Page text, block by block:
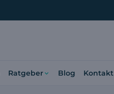
Ratgeber Blog Kontakt